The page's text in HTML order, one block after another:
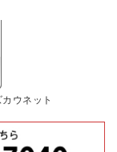
ウネット